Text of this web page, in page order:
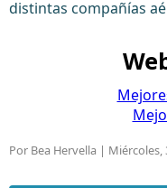
distintas compañías
Por Bea Hervella | Miércoles,